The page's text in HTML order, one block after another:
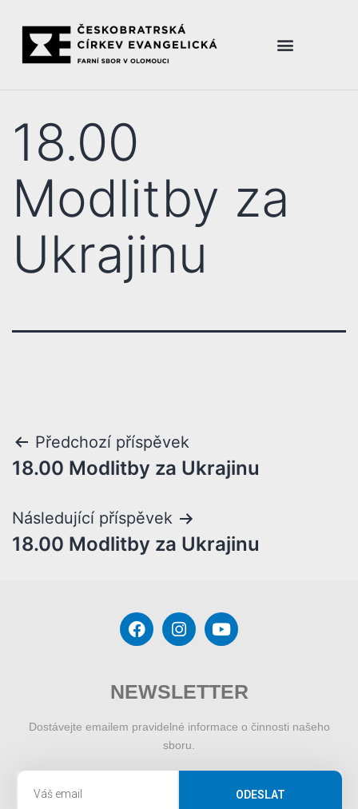
18.00
Modlitby za
Ukrajinu
Předchozí příspěvek
18.00 Modlitby za Ukrajinu
Následující příspěvek
18.00 Modlitby za Ukrajinu
NEWSLETTER
Dostávejte emailem pravidelné informace o činnosti našeho
sboru.
ODESLAT